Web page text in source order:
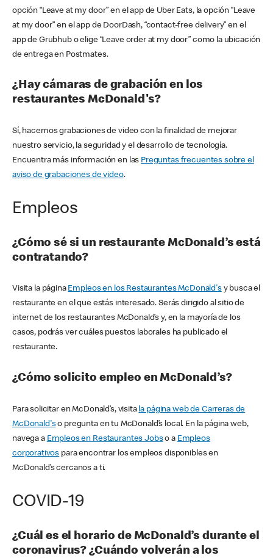
opción “Leave at my door” en el app de Uber Eats, la opción “Leave
at my door” en el app de DoorDash, “contact-free delivery” en el
app de Grubhub o elige “Leave order at my door” como la ubicación
de entrega en Postmates.
¿Hay cámaras de grabación en los
restaurantes McDonald's?
Sí, hacemos grabaciones de video con la finalidad de mejorar
nuestro servicio, la seguridad y el desarrollo de tecnología.
Encuentra más información en las Preguntas frecuentes sobre el
aviso de grabaciones de video.
Empleos
¿Cómo sé si un restaurante McDonald’s está
contratando?
Visita la página Empleos en los Restaurantes McDonald'sy busca el
restaurante en el que estás interesado. Serás dirigido al sitio de
internet de los restaurantes McDonald’s y, en la mayoría de los
casos, podrás ver cuáles puestos laborales ha publicado el
restaurante.
¿Cómo solicito empleo en McDonald’s?
Para solicitar en McDonald’s, visita la página web de Carreras de
McDonald'so pregunta en tu McDonald’s local. En la página web,
navega a Empleos en Restaurantes Jobso a Empleos
corporativos para encontrar los empleos disponibles en
McDonald’s cercanos a ti.
COVID-19
¿Cuál es el horario de McDonald’s durante el
coronavirus? ¿Cuándo volverán a los